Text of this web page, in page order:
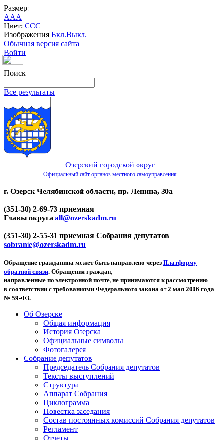
Размер:
AAA
Цвет: CCC
Изображения Вкл.Выкл.
Обычная версия сайта
Войти
Поиск
Все результаты
Озерский городской округ
Официальный сайт органов местного самоуправления
г. Озерск Челябинской области, пр. Ленина, 30а
(351-30) 2-69-73 приемная
Главы округа all@ozerskadm.ru
(351-30) 2-55-31 приемная Собрания депутатов
sobranie@ozerskadm.ru
Обращение гражданина может быть направлено через Платформу
обратной связи. Обращения граждан,
направленные по электронной почте, не принимаются к рассмотрению
в соответствии с требованиями Федерального закона от 2 мая 2006 года
№ 59-ФЗ.
Об Озерске
Общая информация
История Озерска
Официальные символы
Фотогалерея
Собрание депутатов
Председатель Собрания депутатов
Тексты выступлений
Структура
Аппарат Собрания
Циклограмма
Повестка заседания
Состав постоянных комиссий Собрания депутатов
Регламент
Отчеты